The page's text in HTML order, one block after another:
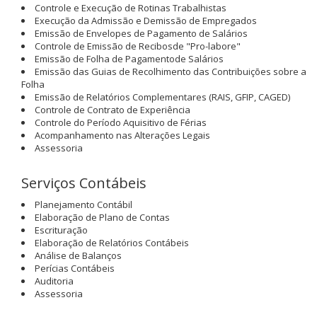
Controle e Execução de Rotinas Trabalhistas
Execução da Admissão e Demissão de Empregados
Emissão de Envelopes de Pagamento de Salários
Controle de Emissão de Recibosde "Pro-labore"
Emissão de Folha de Pagamentode Salários
Emissão das Guias de Recolhimento das Contribuições sobre a
Folha
Emissão de Relatórios Complementares (RAIS, GFIP, CAGED)
Controle de Contrato de Experiência
Controle do Período Aquisitivo de Férias
Acompanhamento nas Alterações Legais
Assessoria
Serviços Contábeis
Planejamento Contábil
Elaboração de Plano de Contas
Escrituração
Elaboração de Relatórios Contábeis
Análise de Balanços
Perícias Contábeis
Auditoria
Assessoria